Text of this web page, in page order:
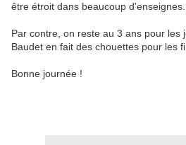
être étroit dans beaucoup d'enseignes.
Par contre, on reste au 3 ans pour les
Baudet en fait des chouettes pour les
Bonne journée !